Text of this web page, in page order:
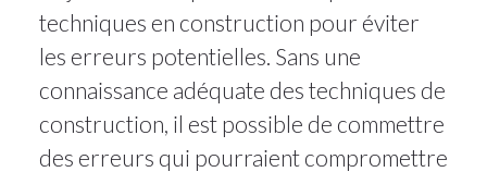
techniques en construction pour éviter
les erreurs potentielles. Sans une
connaissance adéquate des techniques de
construction, il est possible de commettre
des erreurs qui pourraient compromettre